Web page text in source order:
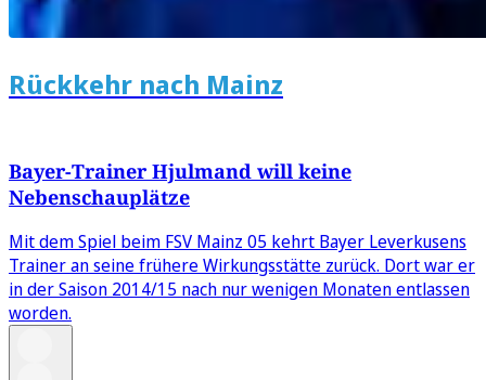
Rückkehr nach Mainz
Bayer-Trainer Hjulmand will keine
Nebenschauplätze
Mit dem Spiel beim FSV Mainz 05 kehrt Bayer Leverkusens
Trainer an seine frühere Wirkungsstätte zurück. Dort war er
in der Saison 2014/15 nach nur wenigen Monaten entlassen
worden.